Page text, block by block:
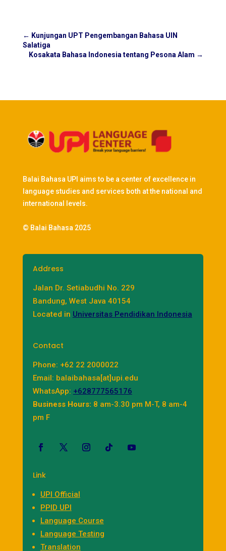
← Kunjungan UPT Pengembangan Bahasa UIN
Salatiga
Kosakata Bahasa Indonesia tentang Pesona Alam →
Balai Bahasa UPI aims to be a center of excellence in
language studies and services both at the national and
international levels.
© Balai Bahasa 2025
Address
Jalan Dr. Setiabudhi No. 229
Bandung, West Java 40154
Located in Universitas Pendidikan Indonesia
Contact
Phone: +62 22 2000022
Email: balaibahasa[at]upi.edu
WhatsApp: +628777565176
Business Hours: 8 am-3.30 pm M-T, 8 am-4
pm F
Link
UPI Official
PPID UPI
Language Course
Language Testing
Translation